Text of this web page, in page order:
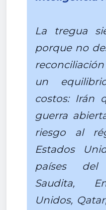
La tregua
porque no
un
costos: Irán
guerra
riesgo al
Estados
países del
Saudita,
Unidos,